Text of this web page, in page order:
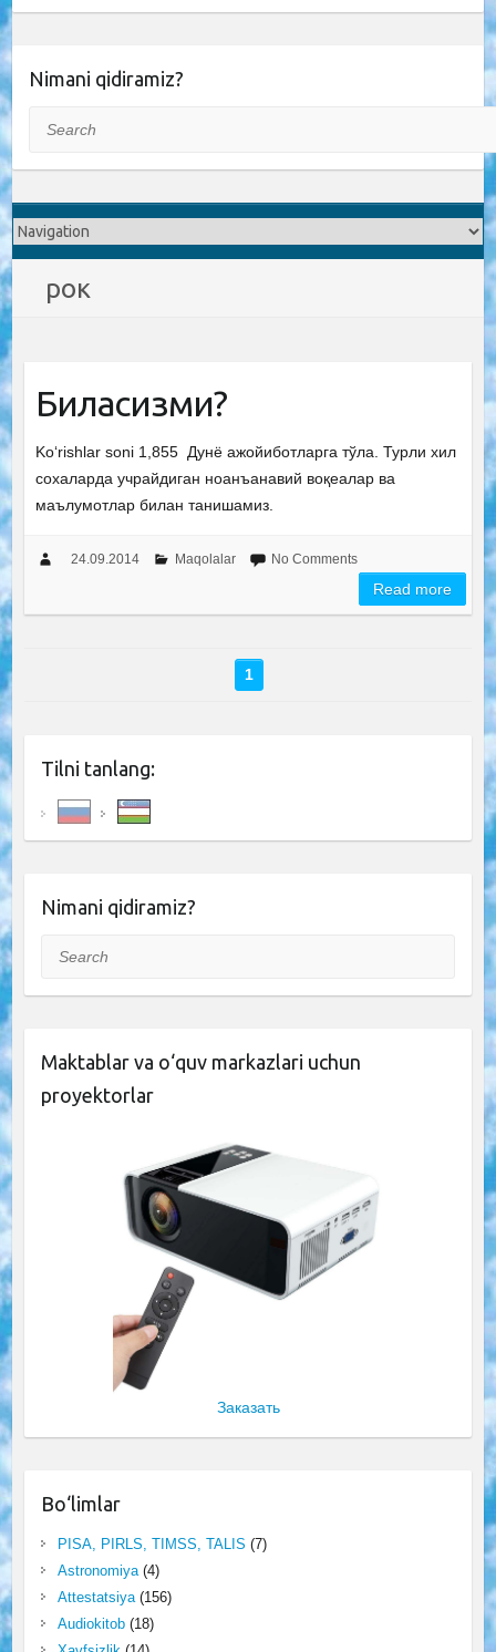
Nimani qidiramiz?
рок
Биласизми?
Ko‘rishlar soni 1,855 Дунё ажойиботларга тўла. Турли хил
сохаларда учрайдиган ноанъанавий воқеалар ва
маълумотлар билан танишамиз.
24.09.2014 Maqolalar No Comments
Read more
1
Tilni tanlang:
Nimani qidiramiz?
Search
Maktablar va o‘quv markazlari uchun
proyektorlar
Заказать
Bo‘limlar
PISA, PIRLS, TIMSS, TALIS (7)
Astronomiya(4)
Attestatsiya(156)
Audiokitob(18)